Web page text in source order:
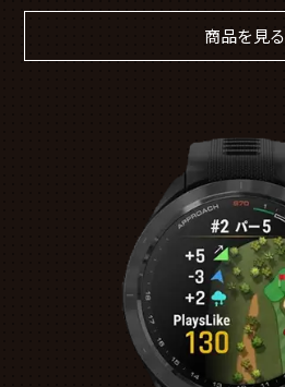
商品を見る